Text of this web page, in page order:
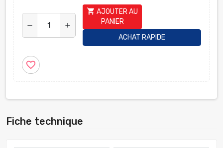
remove add
shopping_cart AJOUTER AU
PANIER
ACHAT RAPIDE
favorite_border
Fiche technique